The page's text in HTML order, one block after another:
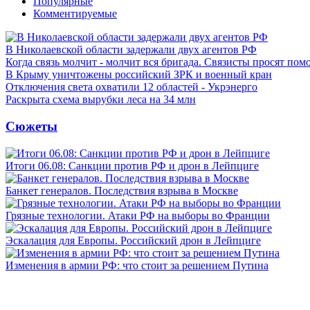
Комментируемые
В Николаевской области задержали двух агентов РФ
Когда связь молчит - молчит вся бригада. Связисты просят
В Крыму уничтожены российский ЗРК и военный кран
Отключения света охватили 12 областей - Укрэнерго
Раскрыта схема вырубки леса на 34 млн
Сюжеты
Итоги 06.08: Санкции против РФ и дрон в Лейпциге
Банкет генералов. Последствия взрыва в Москве
Грязные технологии. Атаки РФ на выборы во Франции
Эскалация для Европы. Российский дрон в Лейпциге
Изменения в армии РФ: что стоит за решением Путина